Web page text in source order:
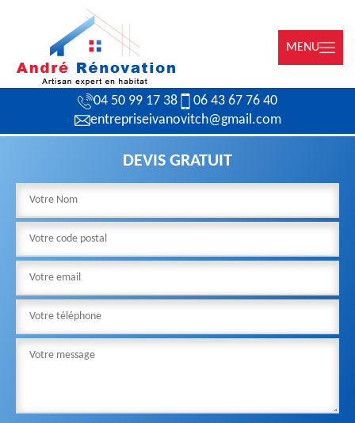
MENU
04 50 99 17 38
06 43 67 76 40
entrepriseivanovitch@gmail.com
DEVIS GRATUIT